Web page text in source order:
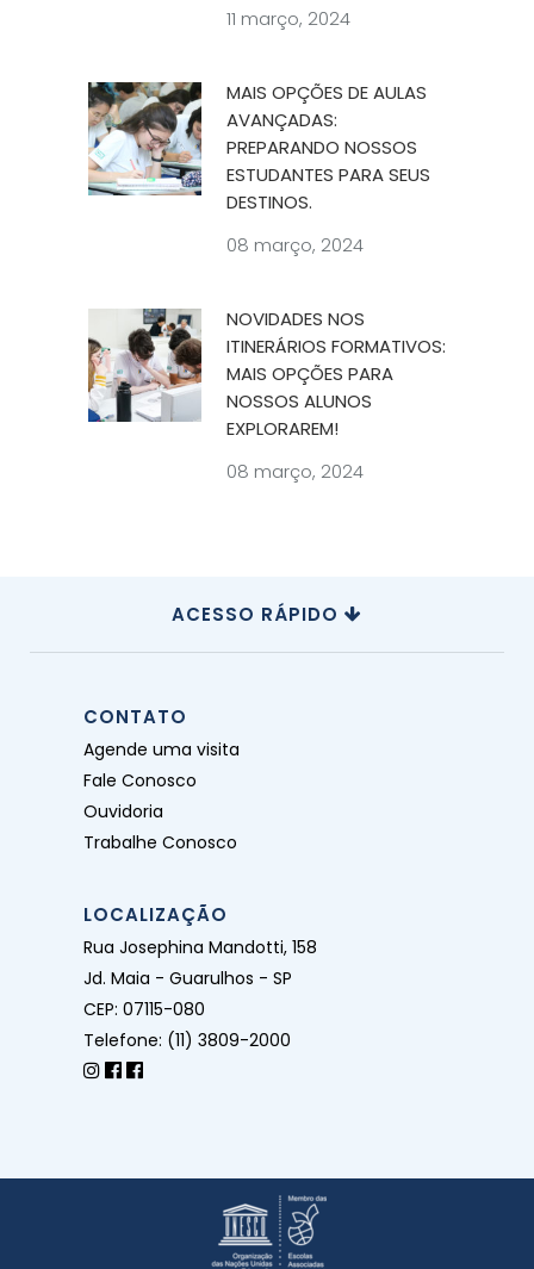
11 março, 2024
MAIS OPÇÕES DE AULAS
AVANÇADAS:
PREPARANDO NOSSOS
ESTUDANTES PARA SEUS
DESTINOS.
08 março, 2024
NOVIDADES NOS
ITINERÁRIOS FORMATIVOS:
MAIS OPÇÕES PARA
NOSSOS ALUNOS
EXPLORAREM!
08 março, 2024
ACESSO RÁPIDO
CONTATO
Agende uma visita
Fale Conosco
Ouvidoria
Trabalhe Conosco
LOCALIZAÇÃO
Rua Josephina Mandotti, 158
Jd. Maia - Guarulhos - SP
CEP: 07115-080
Telefone: (11) 3809-2000